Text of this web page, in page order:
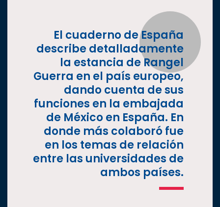
El cuaderno de España
describe detalladamente
la estancia de Rangel
Guerra en el país europeo,
dando cuenta de sus
funciones en la embajada
de México en España. En
donde más colaboró fue
en los temas de relación
entre las universidades de
ambos países.